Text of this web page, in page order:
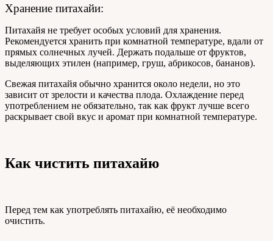
Хранение питахайи:
Питахайя не требует особых условий для хранения.
Рекомендуется хранить при комнатной температуре, вдали от
прямых солнечных лучей. Держать подальше от фруктов,
выделяющих этилен (например, груш, абрикосов, бананов).
Свежая питахайя обычно хранится около недели, но это
зависит от зрелости и качества плода. Охлаждение перед
употреблением не обязательно, так как фрукт лучше всего
раскрывает свой вкус и аромат при комнатной температуре.
Как чистить питахайю
Перед тем как употреблять питахайю, её необходимо
очистить.